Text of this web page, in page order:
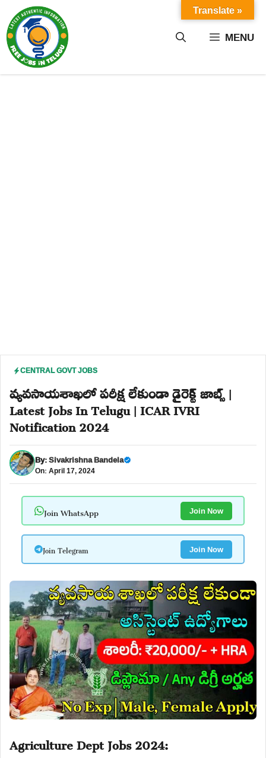
content MENU
CENTRAL GOVT JOBS
వ్యవసాయశాఖలో పరీక్ష లేకుండా డైరెక్ట్ జాబ్స్ |
Latest Jobs In Telugu | ICAR IVRI
Notification 2024
By:Sivakrishna Bandela
On: April 17, 2024
Join WhatsApp Join Now
Join Telegram Join Now
Agriculture Dept Jobs 2024:
Translate »